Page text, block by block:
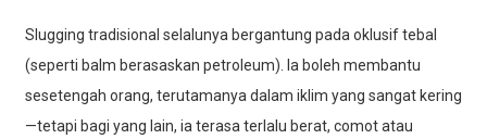
Slugging tradisional selalunya bergantung pada oklusif tebal
(seperti balm berasaskan petroleum). Ia boleh membantu
sesetengah orang, terutamanya dalam iklim yang sangat kering
—tetapi bagi yang lain, ia terasa terlalu berat, comot atau